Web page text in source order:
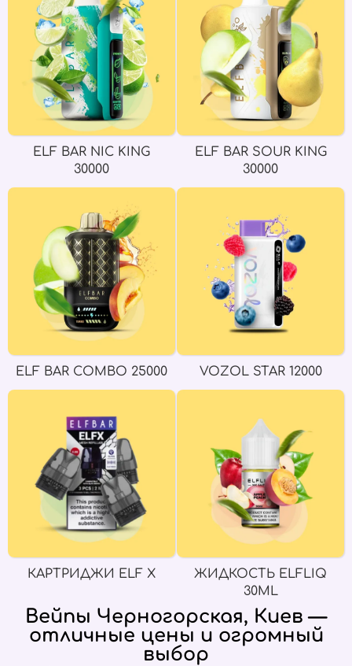
ELF BAR NIC KING
30000
ELF BAR SOUR KING
30000
ELF BAR COMBO 25000 VOZOL STAR 12000
КАРТРИДЖИ ELF X
ЖИДКОСТЬ ELFLIQ
30ML
Вейпы Черногорская, Киев —
отличные цены и огромный
выбор